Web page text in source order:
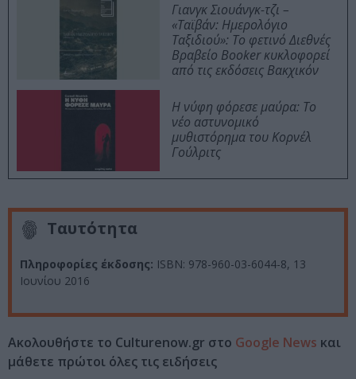
Γιανγκ Σιουάνγκ-τζι –
«Ταϊβάν: Ημερολόγιο
Ταξιδιού»: Το φετινό Διεθνές
Βραβείο Booker κυκλοφορεί
από τις εκδόσεις Βακχικόν
Η νύφη φόρεσε μαύρα: Το
νέο αστυνομικό
μυθιστόρημα του Κορνέλ
Γούλριτς
Ταυτότητα
Πληροφορίες έκδοσης: ISBN: 978-960-03-6044-8, 13
Ιουνίου 2016
Ακολουθήστε το Culturenow.gr στο Google News και
μάθετε πρώτοι όλες τις ειδήσεις